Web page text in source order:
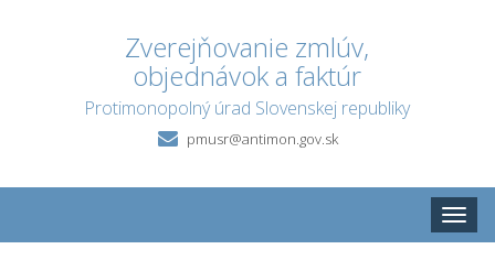
Zverejňovanie zmlúv,
objednávok a faktúr
Protimonopolný úrad Slovenskej republiky
pmusr@antimon.gov.sk
Toggle